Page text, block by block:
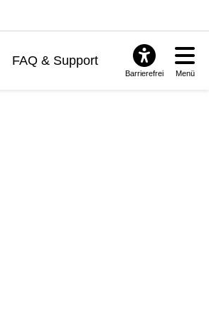
FAQ & Support
Barrierefrei Menü